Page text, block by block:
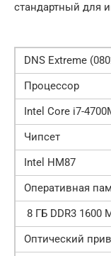
стандартный для
DNS Extreme
Процессор
Intel Core i7-
Чипсет
Intel HM87
Оперативная
8 ГБ DDR3 1600
Оптический